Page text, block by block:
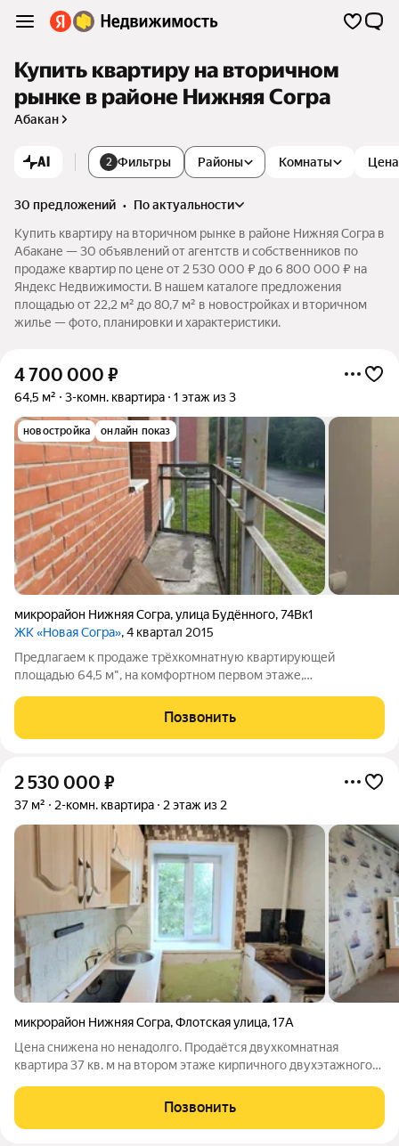
Купить квартиру на вторичном
рынке в районе Нижняя Согра
Абакан
AI 2 Фильтры Комнаты Цена
Районы
30 предложений •
по актуальности
Купить квартиру на вторичном рынке в районе Нижняя Согра в
Абакане — 30 объявлений от агентств и собственников по
продаже квартир по цене от 2 530 000 ₽ до 6 800 000 ₽ на
Яндекс Недвижимости. В нашем каталоге предложения
площадью от 22,2 м² до 80,7 м² в новостройках и вторичном
жилье — фото, планировки и характеристики.
4 700 000 ₽
64,5 м² 3-комн. квартира 1 этаж из 3
новостройка онлайн показ
микрорайон Нижняя Согра,улица Будённого,74Вк1
ЖК «Новая Согра», 4 квартал 2015
Предлагаем к продаже трёхкомнатную квартирующей
площадью 64,5 м", на комфортном первом этаже,
Преимуществом данного объекта является близость к
уютному парку, идеально подходящему для прогулок
Позвонить
2 530 000 ₽
37 м² 2-комн. квартира 2 этаж из 2
микрорайон Нижняя Согра,Флотская улица,17А
Цена снижена но ненадолго. Продаётся двухкомнатная
квартира 37 кв. м на втором этаже кирпичного двухэтажного
гостиная и кухня. Изюминка нестандартные большие
пластиковые окна, выходящие на
Позвонить